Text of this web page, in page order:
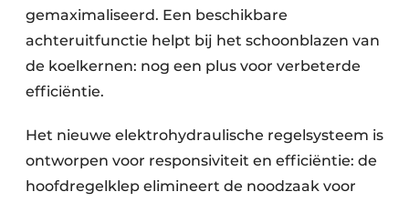
gemaximaliseerd. Een beschikbare
achteruitfunctie helpt bij het schoonblazen van
de koelkernen: nog een plus voor verbeterde
efficiëntie.
Het nieuwe elektrohydraulische regelsysteem is
ontworpen voor responsiviteit en efficiëntie: de
hoofdregelklep elimineert de noodzaak voor